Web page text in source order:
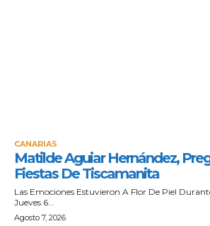
CANARIAS
Matilde Aguiar Hernández,
Fiestas De Tiscamanita
Las Emociones Estuvieron A Flor De Piel
Jueves 6...
Agosto 7, 2026